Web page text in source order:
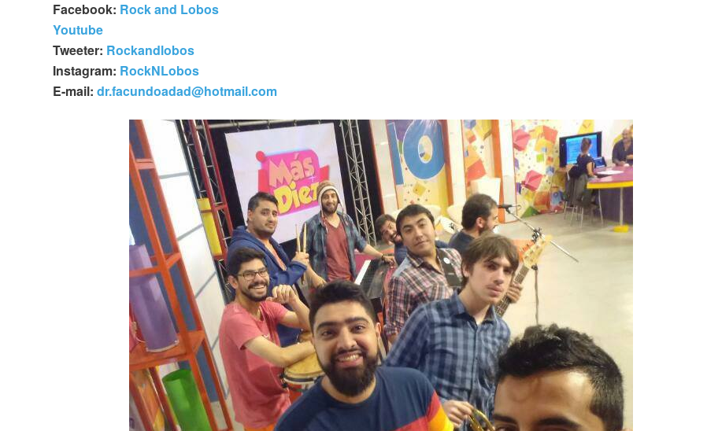
Facebook: Rock and Lobos
Youtube
Tweeter: Rockandlobos
Instagram: RockNLobos
E-mail: dr.facundoadad@hotmail.com